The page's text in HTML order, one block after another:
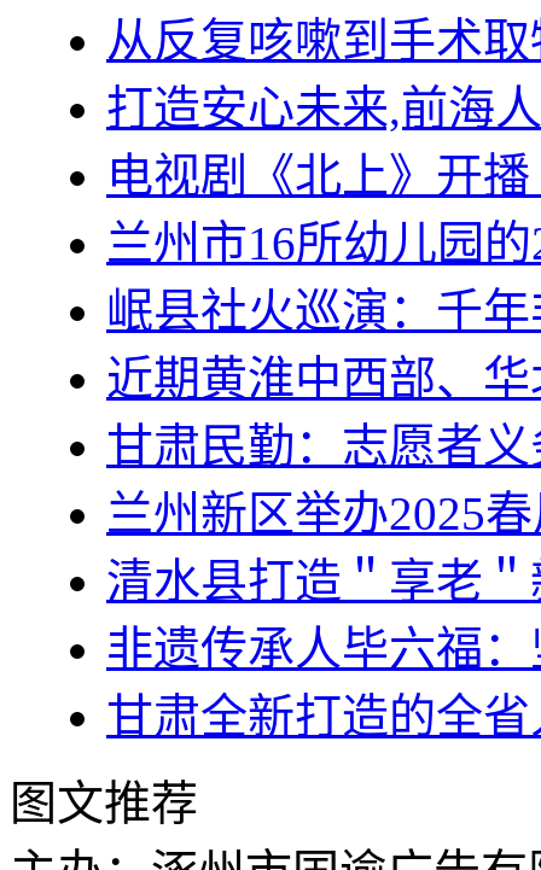
从反复咳嗽到手术
打造安心未来,前海
电视剧《北上》开
兰州市16所幼儿园
岷县社火巡演：千
近期黄淮中西部、
甘肃民勤：志愿者
兰州新区举办2025
清水县打造＂享老
非遗传承人毕六福
甘肃全新打造的全
图文推荐